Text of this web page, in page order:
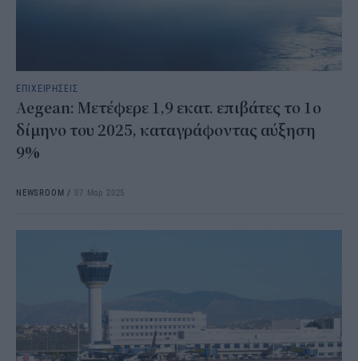
ΕΠΙΧΕΙΡΗΣΕΙΣ
Aegean: Μετέφερε 1,9 εκατ. επιβάτες το 1ο
δίμηνο του 2025, καταγράφοντας αύξηση
9%
NEWSROOM / 07 Μαρ 2025